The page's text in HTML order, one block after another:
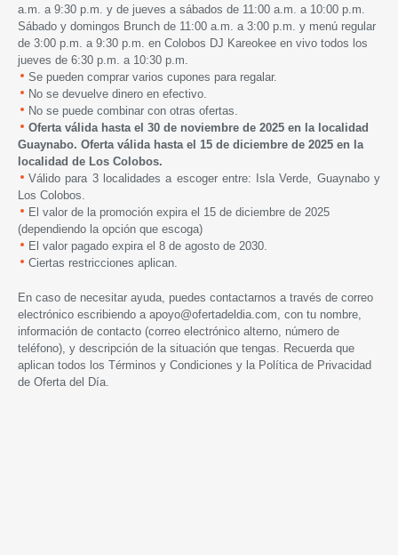
a.m. a 9:30 p.m. y de jueves a sábados de 11:00 a.m. a 10:00 p.m.
Sábado y domingos Brunch de 11:00 a.m. a 3:00 p.m. y menú regular
de 3:00 p.m. a 9:30 p.m. en Colobos DJ Kareokee en vivo todos los
jueves de 6:30 p.m. a 10:30 p.m.
Se pueden comprar varios cupones para regalar.
No se devuelve dinero en efectivo.
No se puede combinar con otras ofertas.
Oferta válida hasta el 30 de noviembre de 2025 en la localidad
Guaynabo. Oferta válida hasta el 15 de diciembre de 2025 en la
localidad de Los Colobos.
Válido para 3 localidades a escoger entre: Isla Verde, Guaynabo y
Los Colobos.
El valor de la promoción expira el 15 de diciembre de 2025
(dependiendo la opción que escoga)
El valor pagado expira el 8 de agosto de 2030.
Ciertas restricciones aplican.
En caso de necesitar ayuda, puedes contactarnos a través de correo
electrónico escribiendo a apoyo@ofertadeldia.com , con tu nombre,
información de contacto (correo electrónico alterno, número de
teléfono), y descripción de la situación que tengas. Recuerda que
aplican todos los Términos y Condiciones y la Política de Privacidad
de Oferta del Día.